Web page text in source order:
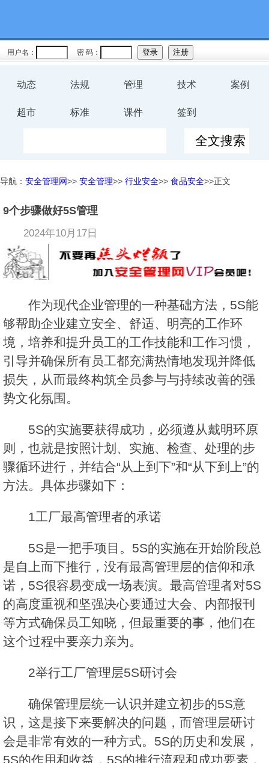
用户名： 密 码：
动态 法规 管理 技术 案例
超市 标准 课件 签到
导航： 安全管理网>> 安全管理>> 行业安全>> 食品安全>>正文
9个步骤做好5S管理
2024年10月17日
作为现代企业管理的一种基础方法，5S能
够帮助企业建立安全、舒适、明亮的工作环
境，培养和提升员工的工作技能和工作习惯，
引导并确保所有员工都充满热情地发现并降低
损失，从而最终构筑全员参与与持续改善的强
势文化氛围。
5S的实施要获得成功，必须遵从戴明环原
则，也就是按照计划、实施、检查、处理的步
骤循环进行，并结合“从上到下”和“从下到上”的
方法。具体步骤如下：
1工厂最高管理者的承诺
5S是一把手项目。5S的实施在开始阶段总
是自上而下推行，没有最高管理层的信仰和承
诺，5S很容易变成一场表演。最高管理者对5S
的高度重视和坚强决心要通过大会、内部报刊
等方式确保员工知晓，但最重要的事，他们在
这个过程中要亲力亲为。
2举行工厂管理层5S研讨会
确保管理层统一认识并建立初步的5S意
识，这是接下来要解决的问题，而管理层研讨
会是非常有效的一种方式。5S的历史和发展，
5S的作用和收益，5S的推行流程和成功要素，